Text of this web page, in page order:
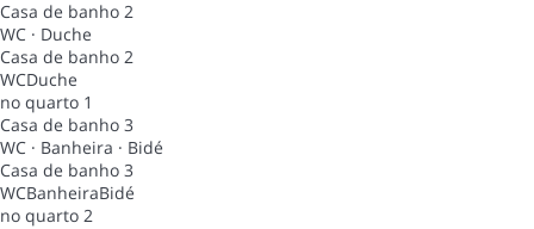
Casa de banho 2
WC · Duche
Casa de banho 2
WCDuche
no quarto 1
Casa de banho 3
WC · Banheira · Bidé
Casa de banho 3
WCBanheiraBidé
no quarto 2